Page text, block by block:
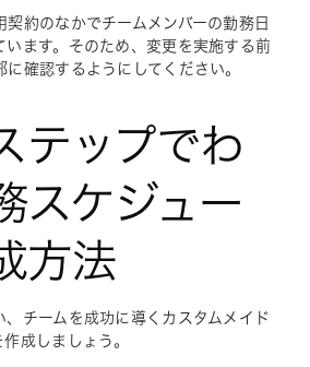
契約のなかでチームメンバーの勤務日
います。そのため、変更を実施する前
に確認するようにしてください。
テップでわ
スケジュー
方法
、チームを成功に導くカスタムメイド
成しましょう。